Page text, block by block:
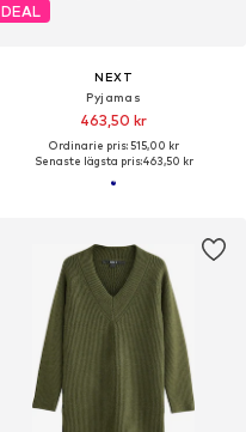
DEAL
NEXT
Pyjamas
463,50 kr
Ordinarie pris: 515,00 kr
Senaste lägsta pris:463,50 kr